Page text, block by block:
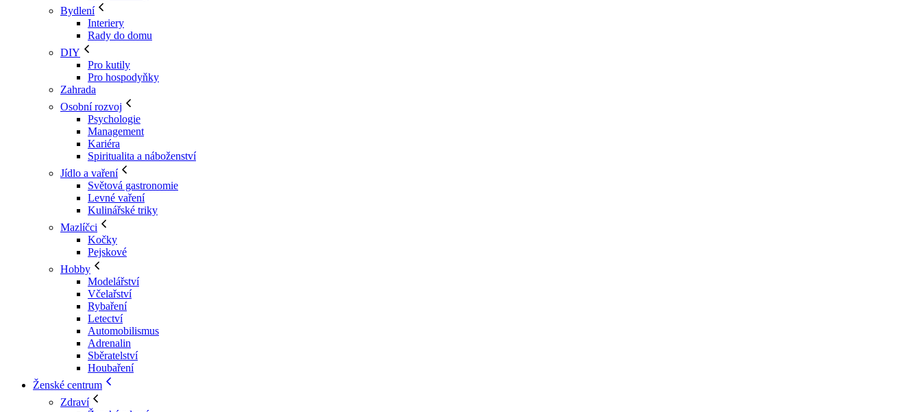
Bydlení
Interiery
Rady do domu
DIY
Pro kutily
Pro hospodyňky
Zahrada
Osobní rozvoj
Psychologie
Management
Kariéra
Spiritualita a náboženství
Jídlo a vaření
Světová gastronomie
Levné vaření
Kulinářské triky
Mazlíčci
Kočky
Pejskové
Hobby
Modelářství
Včelařství
Rybaření
Letectví
Automobilismus
Adrenalin
Sběratelství
Houbaření
Ženské centrum
Zdraví